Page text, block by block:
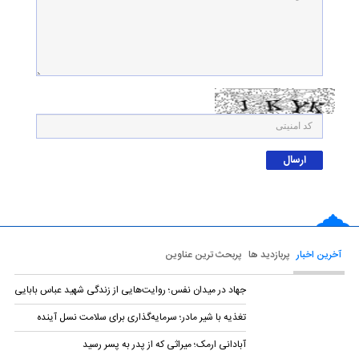
آخرین اخبار پربازدید ها پربحث ترین عناوین
جهاد در میدان نفس؛ روایت‌هایی از زندگی شهید عباس بابایی
تغذیه با شیر مادر؛ سرمایه‌گذاری برای سلامت نسل آینده
آبادانی ارمک؛ میراثی که از پدر به پسر رسید